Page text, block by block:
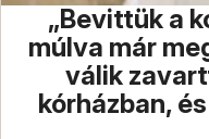
„Bevittük a
múlva már
válik
kórházban,